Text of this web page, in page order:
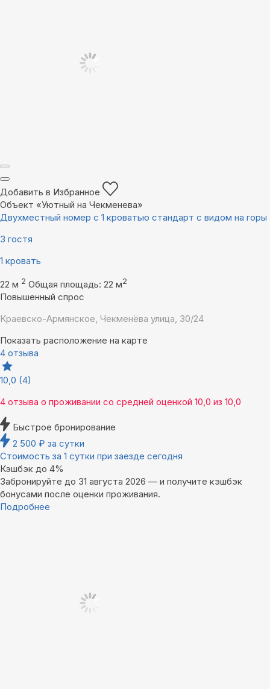
Добавить в Избранное
Объект «Уютный на Чекменева»
Двухместный номер с 1 кроватью стандарт с видом на горы
3 гостя
1 кровать
22 м 2 Общая площадь: 22 м2
Повышенный спрос
Краевско-Армянское, Чекменёва улица, 30/24
Показать расположение на карте
4 отзыва
10,0 (4)
4 отзыва о проживании со средней оценкой 10,0 из 10,0
Быстрое бронирование
2 500 ₽ за сутки
Стоимость за 1 сутки при заезде сегодня
Кэшбэк до 4%
Забронируйте до 31 августа 2026 — и получите кэшбэк
бонусами после оценки проживания.
Подробнее